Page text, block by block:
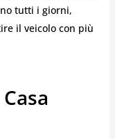
tutti i giorni,
il veicolo con più